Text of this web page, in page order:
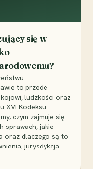
się w
to przede
ludzkości oraz
XVI Kodeksu
czym zajmuje się
sprawach, jakie
oraz dlaczego są to
jurysdykcja